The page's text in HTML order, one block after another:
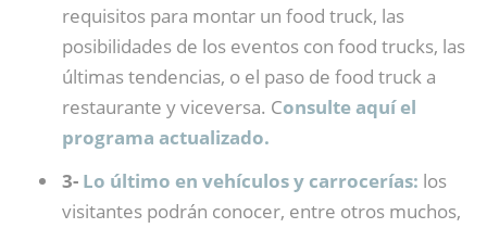
requisitos para montar un food truck, las
posibilidades de los eventos con food trucks, las
últimas tendencias, o el paso de food truck a
restaurante y viceversa. Consulte aquí el
programa actualizado.
3- Lo último en vehículos y carrocerías: los
visitantes podrán conocer, entre otros muchos,